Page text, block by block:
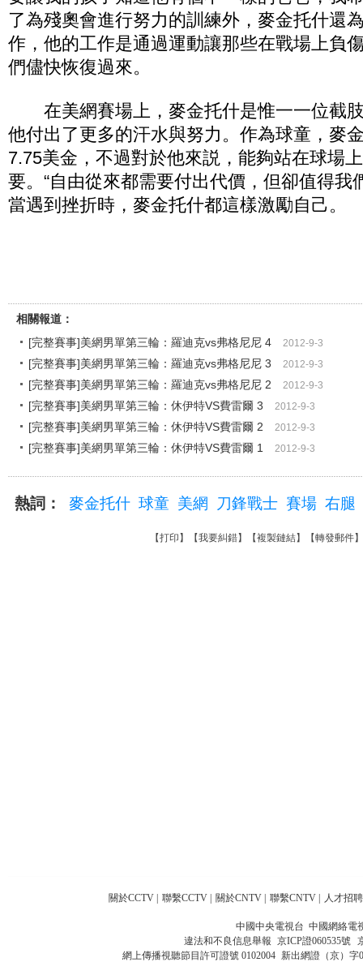
了為殘奧會進行努力的訓練外，麥金托什還
作，他的工作是通過運動讓那些在戰場上負
們儘快恢復過來。
在美網賽場上，麥金托什是惟一一位截
他付出了更多的汗水與努力。作為球童，麥
7.75美金，不過對於他來説，能夠站在球場
要。“自由從來都需要付出代價，但卻值得我
當遇到挫折時，麥金托什都這樣激勵自己。
相關報道：
[完整賽事]美網男單第三輪：羅迪克vs弗格尼尼 4
2012-9-3
[完整賽事]美網男單第三輪：羅迪克vs弗格尼尼 3 2012-9-3
[完整賽事]美網男單第三輪：羅迪克vs弗格尼尼 2 2012-9-3
[完整賽事]美網男單第三輪：休伊特VS費雷爾 3 2012-9-3
[完整賽事]美網男單第三輪：休伊特VS費雷爾 2 2012-9-3
[完整賽事]美網男單第三輪：休伊特VS費雷爾 1 2012-9-3
熱詞： 麥金托什 球童 美網 刀鋒戰士 賽場 右腿
【打印 】【我要糾錯】【複製鏈結】【轉發郵件
關於CCTV 聯繫CCTV 關於CNTV 聯繫CNTV 人才招聘
中國中央電視台 中國網絡電
違法和不良信息舉報 京ICP證060535號
網上傳播視聽節目許可證號 0102004 新出網證（京）